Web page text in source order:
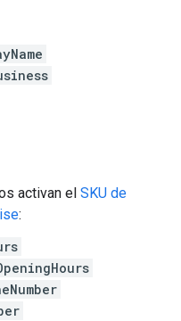
activan el SKU de
: